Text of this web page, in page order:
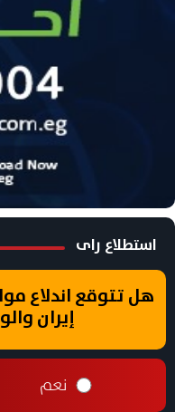
استطلاع راى
هل تتوقع اندلاع
إيران
نعم